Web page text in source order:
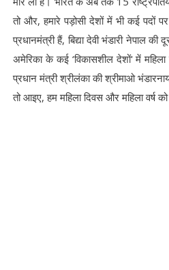
तो और, हमारे पड़ोसी देशों में भी कई पदों
प्रधानमंत्री हैं, बिद्या देवी भंडारी नेपाल
अमेरिका के कई ‘विकासशील देशों' में महिला
प्रधान मंत्री श्रीलंका की श्रीमाओ
तो आइए, हम महिला दिवस और महिला वर्ष